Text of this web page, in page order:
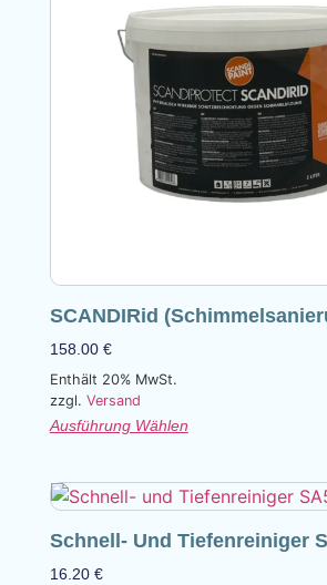
SCANDIRid
158.00 €
Enthält 20% MwSt.
zzgl. Versand
Ausführung Wählen
Schnell- Und Tiefenreiniger
16.20 €